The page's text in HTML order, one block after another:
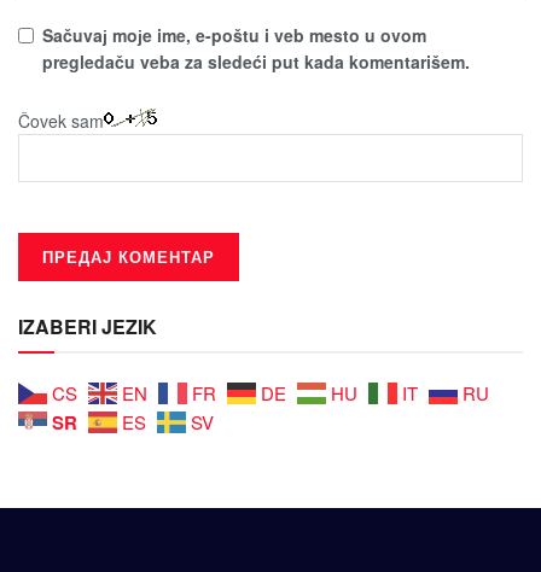
Sačuvaј moјe ime, e-poštu i veb mesto u ovom
pregledaču veba za sledeći put kada komentarišem.
Čovek sam
IZABERI JEZIK
CS EN FR DE HU IT RU
SR ES SV